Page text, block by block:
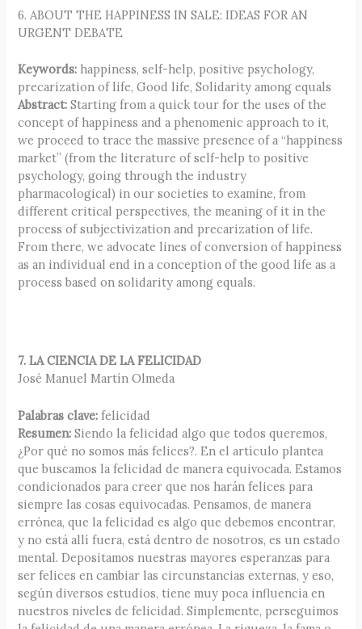
6. ABOUT THE HAPPINESS IN SALE: IDEAS FOR AN
URGENT DEBATE
Keywords:happiness, self-help, positive psychology,
precarization of life, Good life, Solidarity among equals
Abstract:Starting from a quick tour for the uses of the
concept of happiness and a phenomenic approach to it,
we proceed to trace the massive presence of a “happiness
market” (from the literature of self-help to positive
psychology, going through the industry
pharmacological) in our societies to examine, from
different critical perspectives, the meaning of it in the
process of subjectivization and precarization of life.
From there, we advocate lines of conversion of happiness
as an individual end in a conception of the good life as a
process based on solidarity among equals.
7. LA CIENCIA DE LA FELICIDAD
José Manuel Martín Olmeda
Palabras clave:felicidad
Resumen:Siendo la felicidad algo que todos queremos,
¿Por qué no somos más felices?. En el artículo plantea
que buscamos la felicidad de manera equivocada. Estamos
condicionados para creer que nos harán felices para
siempre las cosas equivocadas. Pensamos, de manera
errónea, que la felicidad es algo que debemos encontrar,
y no está allí fuera, está dentro de nosotros, es un estado
mental. Depositamos nuestras mayores esperanzas para
ser felices en cambiar las circunstancias externas, y eso,
según diversos estudios, tiene muy poca influencia en
nuestros niveles de felicidad. Simplemente, perseguimos